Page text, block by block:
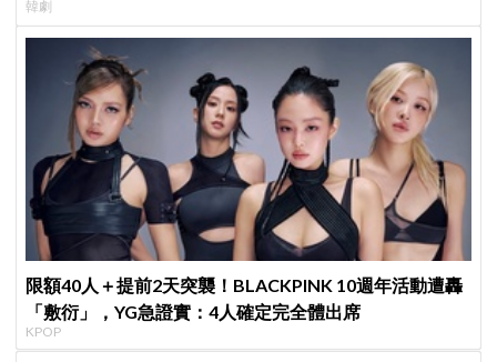
韓劇
限額40人＋提前2天突襲！BLACKPINK 10週年活動遭轟
「敷衍」，YG急證實：4人確定完全體出席
KPOP